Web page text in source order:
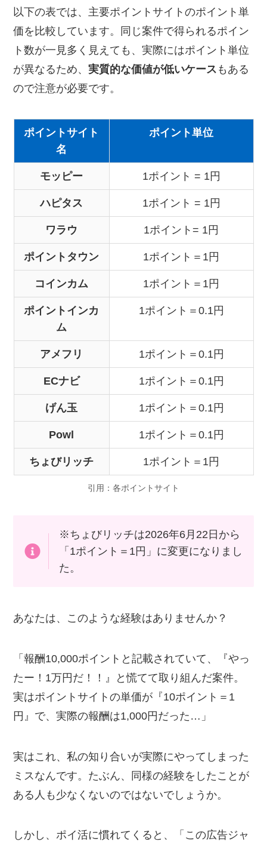
以下の表では、主要ポイントサイトのポイント単
価を比較しています。同じ案件で得られるポイン
ト数が一見多く見えても、実際にはポイント単位
が異なるため、実質的な価値が低いケース もある
ので注意が必要です。
ポイントサイト
名
ポイント単位
モッピー 1ポイント = 1円
ハピタス 1ポイント = 1円
ワラウ 1ポイント= 1円
ポイントタウン 1ポイント＝1円
コインカム 1ポイント＝1円
ポイントインカ
ム
1ポイント＝0.1円
アメフリ 1ポイント＝0.1円
ECナビ 1ポイント＝0.1円
げん玉 1ポイント＝0.1円
Powl 1ポイント＝0.1円
ちょびリッチ 1ポイント＝1円
引用：各ポイントサイト
※ちょびリッチは2026年6月22日から
「1ポイント＝1円」に変更になりまし
た。
あなたは、このような経験はありませんか？
「報酬10,000ポイントと記載されていて、『やっ
たー！1万円だ！！』と慌てて取り組んだ案件。
実はポイントサイトの単価が『10ポイント＝1
円』で、実際の報酬は1,000円だった…」
実はこれ、私の知り合いが実際にやってしまった
ミスなんです。たぶん、同様の経験をしたことが
ある人も少なくないのではないでしょうか。
しかし、ポイ活に慣れてくると、「この広告ジャ